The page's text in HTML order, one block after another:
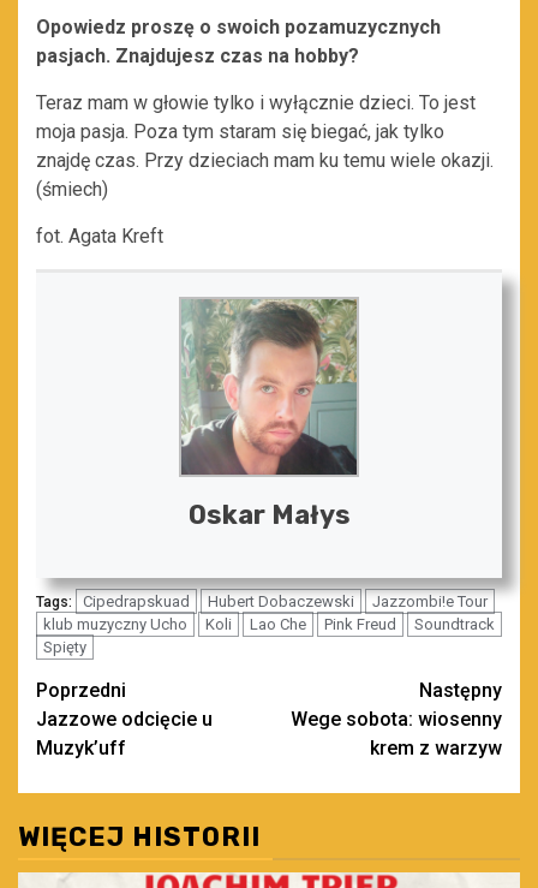
Opowiedz proszę o swoich pozamuzycznych
pasjach. Znajdujesz czas na hobby?
Teraz mam w głowie tylko i wyłącznie dzieci. To jest
moja pasja. Poza tym staram się biegać, jak tylko
znajdę czas. Przy dzieciach mam ku temu wiele okazji.
(śmiech)
fot. Agata Kreft
Oskar Małys
Tags: Cipedrapskuad Hubert Dobaczewski
Jazzombi!e Tour
klub muzyczny Ucho
Koli Lao Che Pink Freud
Soundtrack
Spięty
Zobacz
wpisy
Poprzedni
Jazzowe odcięcie u
Muzyk’uff
Następny
Wege sobota: wiosenny
krem z warzyw
WIĘCEJ HISTORII